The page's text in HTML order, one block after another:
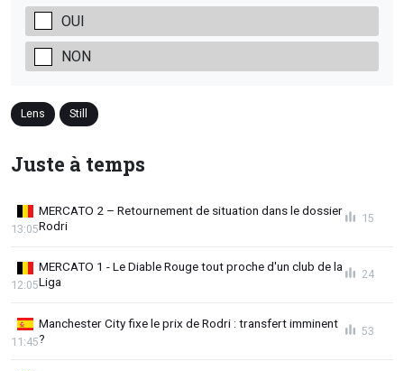
OUI
NON
Lens Still
Juste à temps
MERCATO 2 – Retournement de situation dans le dossier
Rodri
13:05
15
MERCATO 1 - Le Diable Rouge tout proche d'un club de la
Liga
12:05
24
Manchester City fixe le prix de Rodri : transfert imminent
?
11:45
53